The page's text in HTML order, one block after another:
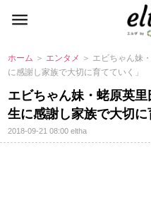
ホーム ＞ エンタメ ＞ エビちゃん妹
に感謝し家族で大切に育てていく」
エビちゃん妹・蛯原英
生に感謝し家族で大切に
2018-09-21 08:00eltha